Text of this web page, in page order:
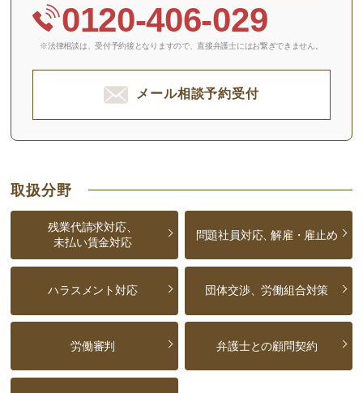
0120-406-029
※法律相談は、受付予約後となりますので、 直接弁護士にはお繋ぎできません。
メール相談予約受付
取扱分野
残業代請求対応、
未払い賃金対応
問題社員対応、解雇・雇止め
ハラスメント対応 団体交渉、労働組合対策
労働審判 弁護士との顧問契約